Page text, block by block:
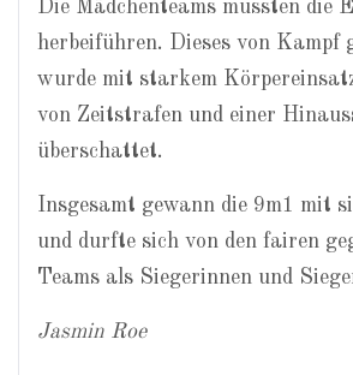
Die Mädchenteams mussten die
herbeiführen. Dieses von Kampf
wurde mit starkem
von Zeitstrafen und einer
überschattet.
Insgesamt gewann die 9m1 mit
und durfte sich von den fairen
Teams als Siegerinnen und
Jasmin Roe